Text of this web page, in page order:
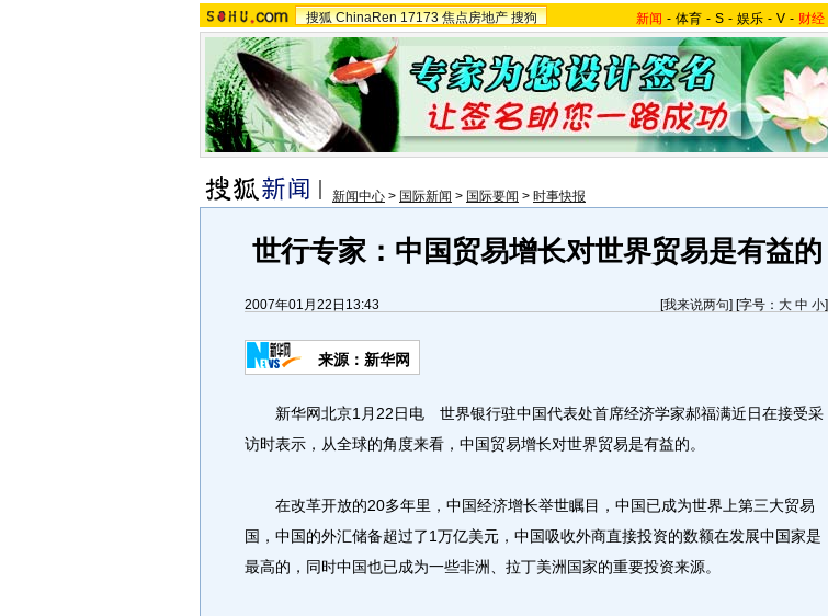
搜狐 ChinaRen 17173 焦点房地产 搜狗 新闻 - 体育 - S - 娱乐 - V - 财经
新闻中心 > 国际新闻 > 国际要闻 > 时事快报
世行专家：中国贸易增长对世界贸易是有益的
2007年01月22日13:43 [我来说两句] [字号： 大 中 小]
来源：新华网
新华网北京1月22日电 世界银行驻中国代表处首席经济学家郝福满近日在接受采
访时表示，从全球的角度来看，中国贸易增长对世界贸易是有益的。
在改革开放的20多年里，中国经济增长举世瞩目，中国已成为世界上第三大贸易
国，中国的外汇储备超过了1万亿美元，中国吸收外商直接投资的数额在发展中国家是
最高的，同时中国也已成为一些非洲、拉丁美洲国家的重要投资来源。